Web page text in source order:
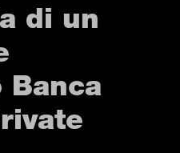
di un